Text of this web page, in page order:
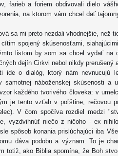
farieb a foriem obdivovali dielo
na ktorom vám chcel dať
sa mi preto nezdali vhodnejšie, než
spojený skúsenosťami,
listom by som sa chcel vydať na
dejín Cirkvi nebol nikdy
ide o dialóg, ktorý nám nevnucujú
samotnej náboženskej skúsenosti a
každého tvorivého človeka: v
je tento vzťah v poľštine, rečovou
V čom spočíva rozdiel medzi
vyzdvihnúť niečo z ničoho - ex
spôsob konania prislúchajúci iba
dáva podobu a význam. To je
totiž, ako Biblia spomína, že Boh